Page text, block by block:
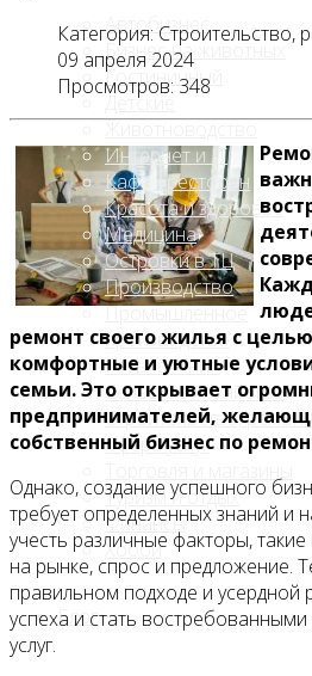
Автобизнес
Бизнес на животных
Гостиничный
Детские
Интернет и IT
Кафе / ресторан
Красота и здоровье
Медицина
Островки в ТЦ
Производство
Промышленное
производство
Развлечения
Сельское хозяйство
Строительство, ремонт
Сфера услуг
Туризм и отдых
Финансы
Хобби
Блог
Категория: Строительство,
09 апреля 2024
Просмотров: 348
ремонт своего жилья с
комфортные и уютные
семьи. Это открывает
предпринимателей,
собственный бизнес по
Однако, создание успешного
требует определенных знаний и
учесть различные факторы,
на рынке, спрос и предложение.
правильном подходе и усердной
успеха и стать
услуг.